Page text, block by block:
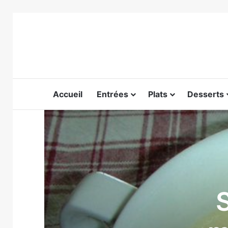
Accueil Entrées Plats Desserts